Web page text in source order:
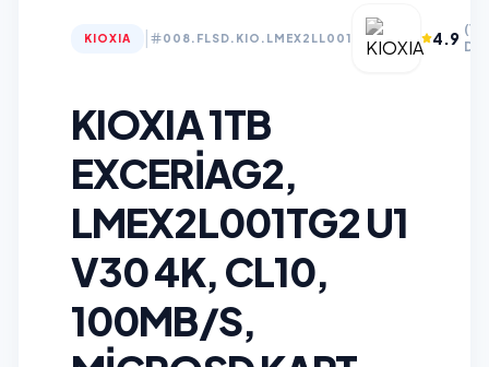
KIOXIA 008.FLSD.KIO.LMEX2LL001 4.9
KIOXIA 1TB
EXCERIAG2,
LMEX2L001TG2 U1
V30 4K, CL10,
100MB/S,